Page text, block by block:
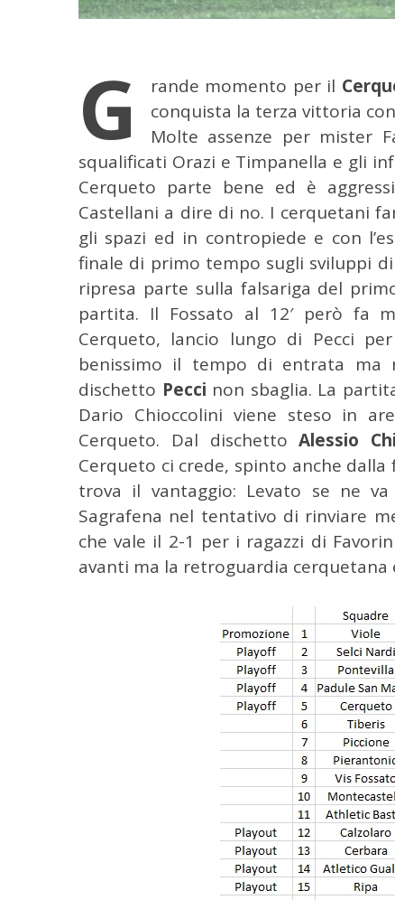
G rande momento per il
conquista la terza vittoria
Molte assenze per mister
squalificati Orazi e Timpanella e gli
Cerqueto parte bene ed è
Castellani a dire di no. I cerquetani
gli spazi ed in contropiede e con
finale di primo tempo sugli sviluppi di
ripresa parte sulla falsariga del
partita. Il Fossato al 12′ però fa
Cerqueto, lancio lungo di Pecci
benissimo il tempo di entrata ma
dischetto Pecci non sbaglia. La
Dario Chioccolini viene steso in
Cerqueto. Dal dischettoAlessio
Cerqueto ci crede, spinto anche
trova il vantaggio: Levato se ne
Sagrafena nel tentativo di rinviare
che vale il 2-1 per i ragazzi di
avanti ma la retroguardia
C
e
r
c
a
p
e
r
: